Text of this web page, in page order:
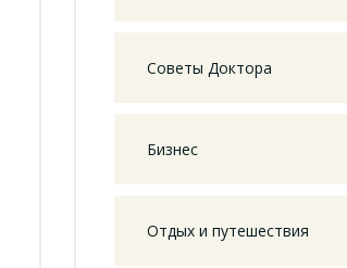
Советы Доктора
Бизнес
Отдых и путешествия